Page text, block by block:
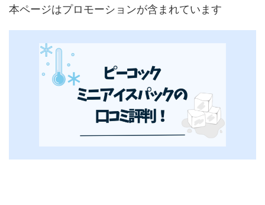
本ページはプロモーションが含まれています